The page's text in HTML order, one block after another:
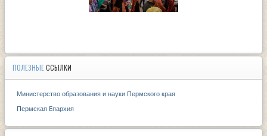
ПОЛЕЗНЫЕССЫЛКИ
Министерство образования и науки Пермского края
Пермская Eпархия